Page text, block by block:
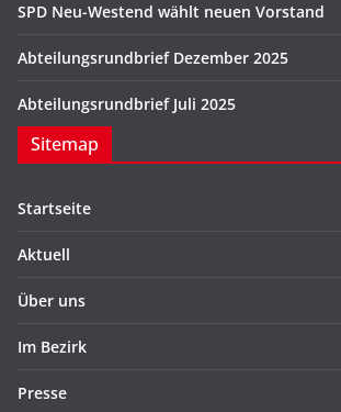
SPD Neu-Westend wählt neuen Vorstand
Abteilungsrundbrief Dezember 2025
Abteilungsrundbrief Juli 2025
Sitemap
Startseite
Aktuell
Über uns
Im Bezirk
Presse